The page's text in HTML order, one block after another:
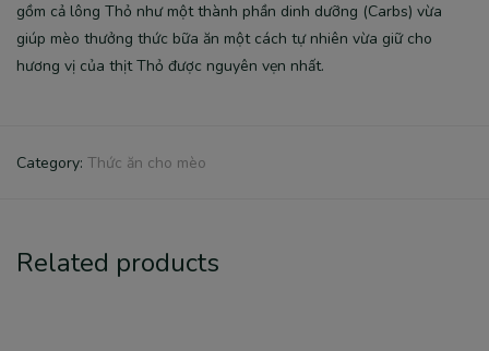
gồm cả lông Thỏ như một thành phần dinh dưỡng (Carbs) vừa
giúp mèo thưởng thức bữa ăn một cách tự nhiên vừa giữ cho
hương vị của thịt Thỏ được nguyên vẹn nhất.
Category: Thức ăn cho mèo
Related products